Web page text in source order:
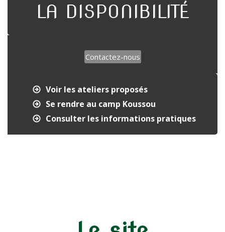
LA DISPONIBILITÉ
Contactez-nous
Voir les ateliers proposés
Se rendre au camp Koussou
Consulter les informations pratiques